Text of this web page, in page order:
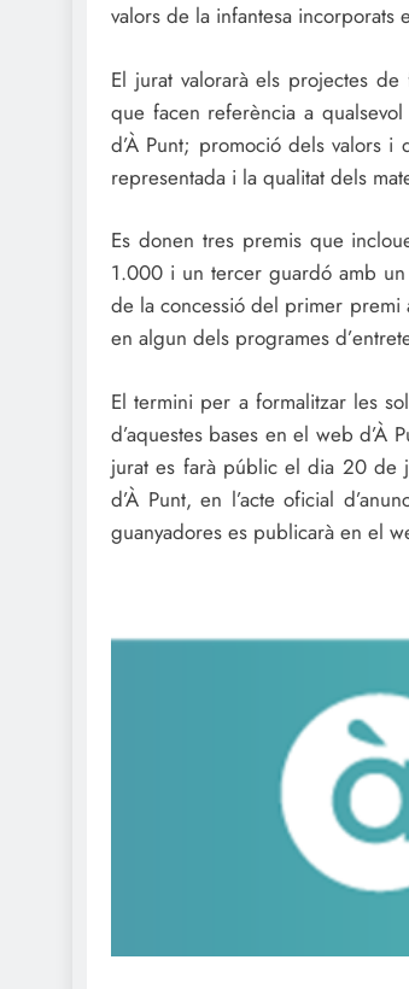
valors de la infantesa incorporats
El jurat valorarà els projectes
que facen referència a
d’À Punt; promoció dels valors
representada i la qualitat dels
Es donen tres premis que
1.000 i un tercer guardó amb
de la concessió del primer premi
en algun dels programes
El termini per a formalitzar les
d’aquestes bases en el web
jurat es farà públic el dia 20 de
d’À Punt, en l’acte oficial
guanyadores es publicarà en el